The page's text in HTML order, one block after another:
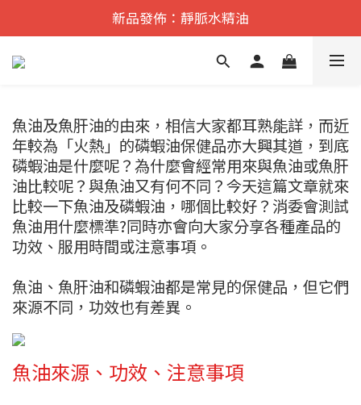
遠紅外舒痛·理療    香港No.1
新品發佈：靜脈水精油
遠紅外舒痛·理療    香港No.1
魚油及魚肝油的由來，相信大家都耳熟能詳，而近
年較為「火熱」的磷蝦油保健品亦大興其道，到底
磷蝦油是什麼呢？為什麼會經常用來與魚油或魚肝
油比較呢？與魚油又有何不同？今天這篇文章就來
比較一下魚油及磷蝦油，哪個比較好？消委會測試
魚油用什麼標準?同時亦會向大家分享各種產品的
功效、服用時間或注意事項。
魚油、魚肝油和磷蝦油都是常見的保健品，但它們
來源不同，功效也有差異。
魚油來源、功效、注意事項